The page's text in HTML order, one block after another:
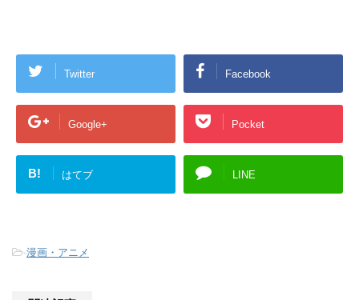
Twitter Facebook
Google+ Pocket
B! はてブ LINE
-漫画・アニメ